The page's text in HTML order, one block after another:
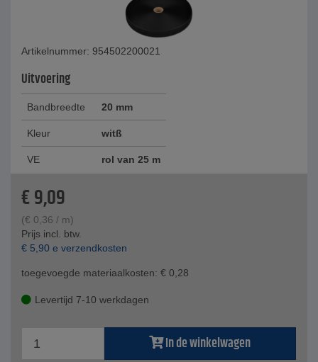
Artikelnummer: 954502200021
Uitvoering
Bandbreedte 20 mm
Kleur witß
VE rol van 25 m
€9,09
(€ 0,36 / m)
Prijs incl. btw.
€ 5,90 e verzendkosten
toegevoegde materiaalkosten: € 0,28
Levertijd 7-10 werkdagen
In de winkelwagen